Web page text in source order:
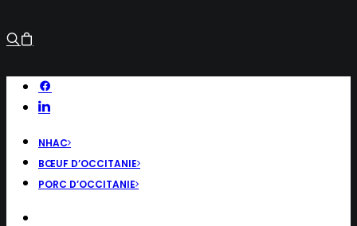
NHAC
BŒUF D’OCCITANIE
PORC D’OCCITANIE